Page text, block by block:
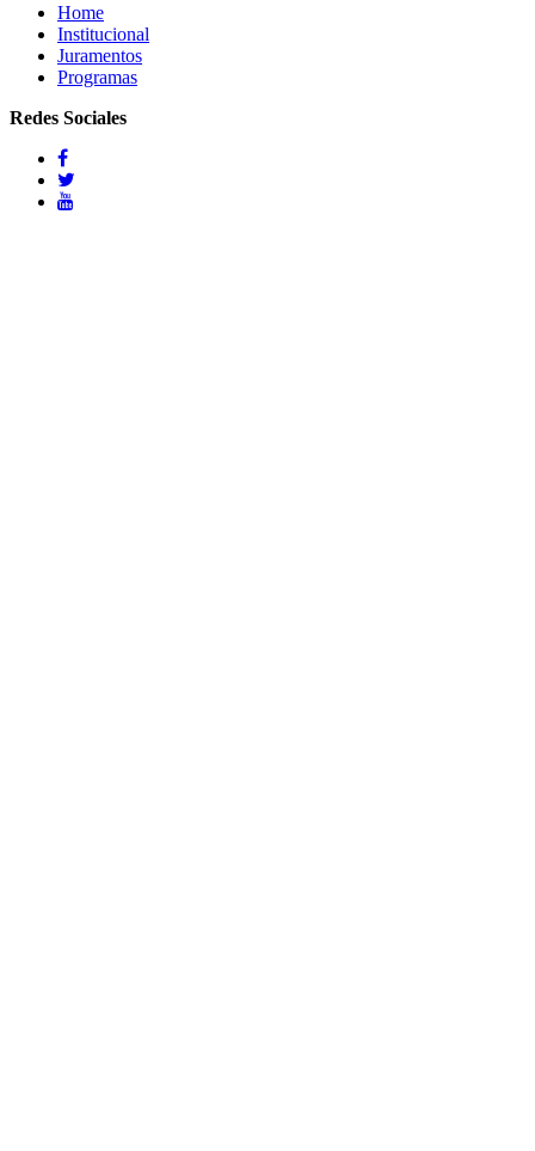
Home
Institucional
Juramentos
Programas
Redes Sociales